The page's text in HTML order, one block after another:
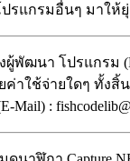
รแกรมอื่นๆ มาให้ยุ่
พัฒนา โปรแกรม
ค่าใช้จ่ายใดๆ ทั้ง
: